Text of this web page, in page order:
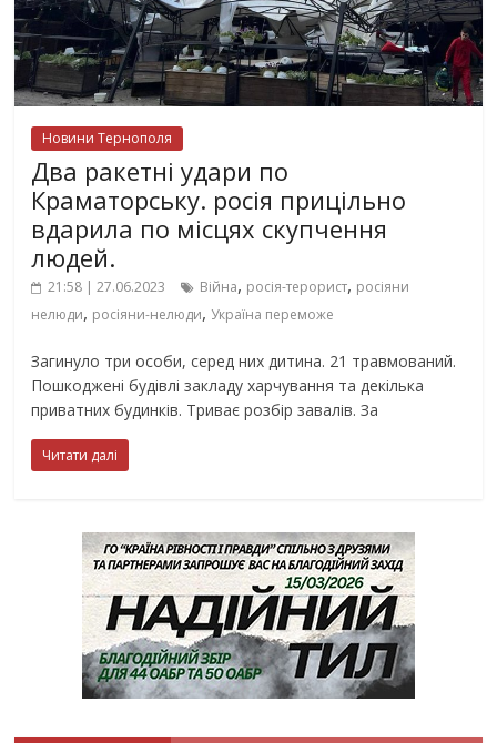
Новини Тернополя
Два ракетні удари по
Краматорську. росія прицільно
вдарила по місцях скупчення
людей.
21:58 | 27.06.2023 Війна, росія-терорист, росіяни
нелюди, росіяни-нелюди, Україна переможе
Загинуло три особи, серед них дитина. 21 травмований.
Пошкоджені будівлі закладу харчування та декілька
приватних будинків. Триває розбір завалів. За
Читати далі